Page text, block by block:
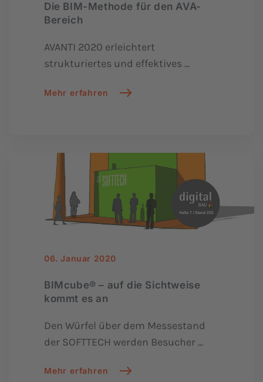
Die BIM-Methode für den AVA-
Bereich
AVANTI 2020 erleichtert
strukturiertes und effektives ...
Mehr erfahren
06. Januar 2020
BIMcube® – auf die Sichtweise
kommt es an
Den Würfel über dem Messestand
der SOFTTECH werden Besucher ...
Mehr erfahren